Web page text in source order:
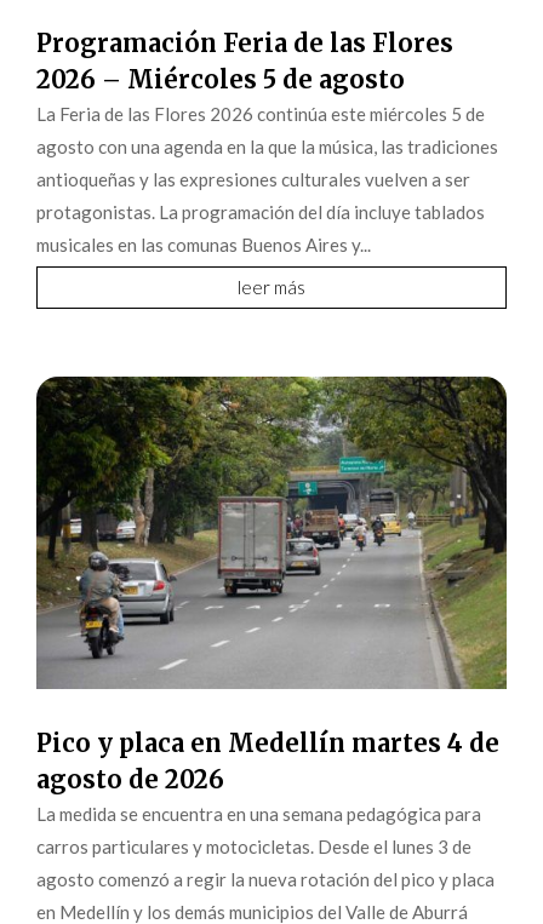
Programación Feria de las Flores
2026 – Miércoles 5 de agosto
La Feria de las Flores 2026 continúa este miércoles 5 de
agosto con una agenda en la que la música, las tradiciones
antioqueñas y las expresiones culturales vuelven a ser
protagonistas. La programación del día incluye tablados
musicales en las comunas Buenos Aires y...
leer más
Pico y placa en Medellín martes 4 de
agosto de 2026
La medida se encuentra en una semana pedagógica para
carros particulares y motocicletas. Desde el lunes 3 de
agosto comenzó a regir la nueva rotación del pico y placa
en Medellín y los demás municipios del Valle de Aburrá